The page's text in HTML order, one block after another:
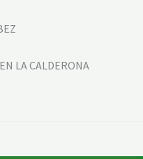
LA CALDERONA